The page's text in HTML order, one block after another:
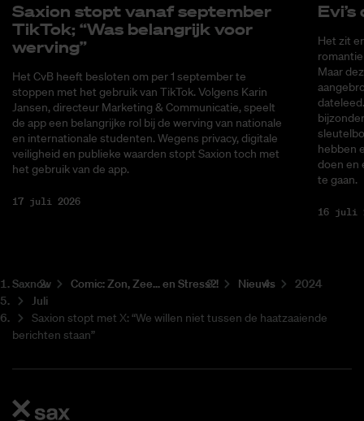
Saxi­on stopt van­af sep­tem­ber
Tik­Tok; “Was be­lang­rijk voor
wer­ving”
Het CvB heeft besloten om per 1 september te
stoppen met het gebruik van TikTok. Volgens Karin
Jansen, directeur Marketing & Communicatie, speelt
de app een belangrijke rol bij de werving van nationale
en internationale studenten. Wegens privacy, digitale
veiligheid en publieke waarden stopt Saxion toch met
het gebruik van de app.
17 juli 2026
Het zit
Maar
hebben
doen en
te gaan.
16 juli
Saxnow Co­mic: Zon, Zee... en Stress?! Nieuws
2024
Juli
Saxion stopt met X: “We willen niet tussen de haatzaaiende
berichten staan”